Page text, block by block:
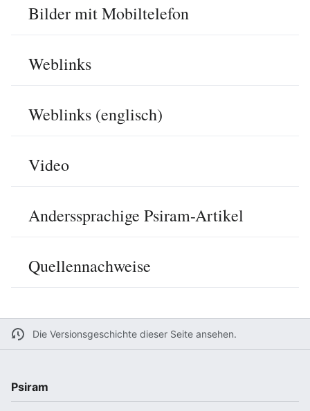
Bilder mit Mobiltelefon
Weblinks
Weblinks (englisch)
Video
Anderssprachige Psiram-Artikel
Quellennachweise
Die Versionsgeschichte dieser Seite ansehen.
Psiram